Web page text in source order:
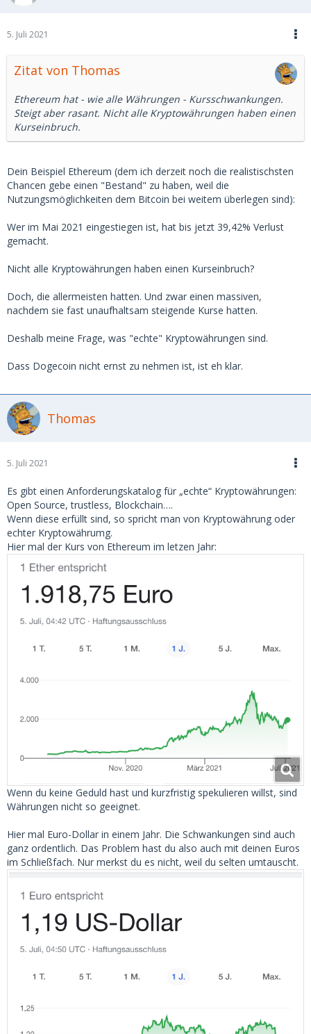
5. Juli 2021
Zitat von Thomas
Ethereum hat - wie alle Währungen - Kursschwankungen.
Steigt aber rasant. Nicht alle Kryptowährungen haben einen
Kurseinbruch.
Dein Beispiel Ethereum (dem ich derzeit noch die realistischsten
Chancen gebe einen "Bestand" zu haben, weil die
Nutzungsmöglichkeiten dem Bitcoin bei weitem überlegen sind):
Wer im Mai 2021 eingestiegen ist, hat bis jetzt 39,42% Verlust
gemacht.
Nicht alle Kryptowährungen haben einen Kurseinbruch?
Doch, die allermeisten hatten. Und zwar einen massiven,
nachdem sie fast unaufhaltsam steigende Kurse hatten.
Deshalb meine Frage, was "echte" Kryptowährungen sind.
Dass Dogecoin nicht ernst zu nehmen ist, ist eh klar.
Thomas
5. Juli 2021
Es gibt einen Anforderungskatalog für „echte“ Kryptowährungen:
Open Source, trustless, Blockchain….
Wenn diese erfüllt sind, so spricht man von Kryptowährung oder
echter Kryptowährumg.
Hier mal der Kurs von Ethereum im letzen Jahr:
Wenn du keine Geduld hast und kurzfristig spekulieren willst, sind
Währungen nicht so geeignet.
Hier mal Euro-Dollar in einem Jahr. Die Schwankungen sind auch
ganz ordentlich. Das Problem hast du also auch mit deinen Euros
im Schließfach. Nur merkst du es nicht, weil du selten umtauscht.